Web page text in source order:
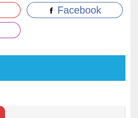
Facebook